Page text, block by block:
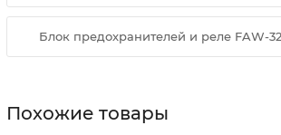
Блок предохранителей и реле FAW-
Похожие товары